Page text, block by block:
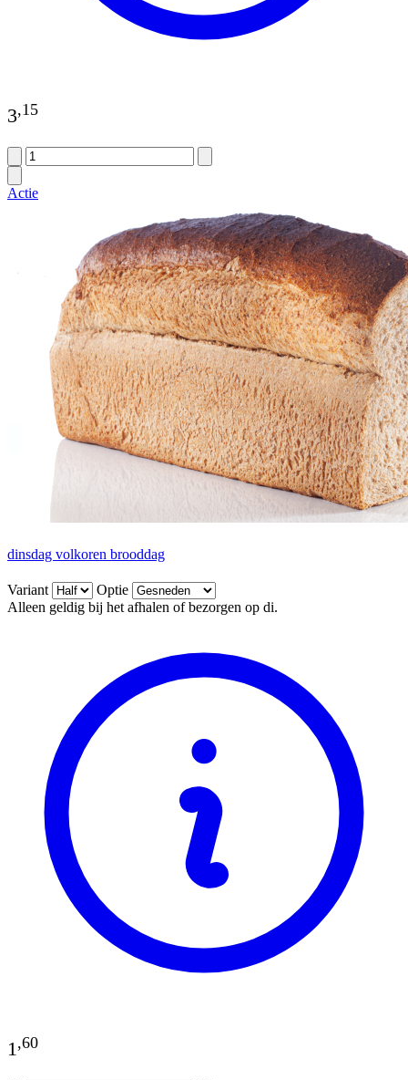
3,15
Actie
dinsdag volkoren brooddag
Variant
Optie
Alleen geldig bij het afhalen of bezorgen op di.
1 ,60